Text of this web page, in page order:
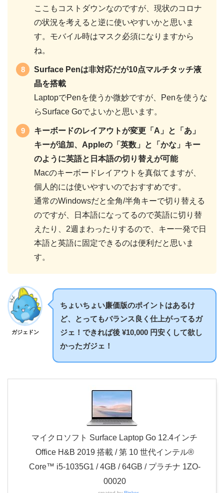
ここもコストダウンなのですが、現状のコロナ
の状況を考えると逆に使いやすいかと思いま
す。モバイル時はマスク必須になりますから
ね。
Surface Penは非対応だが10点マルチタッチ液
晶を搭載
LaptopでPenを使うか微妙ですが、Penを使うな
らSurface Goでよいかと思います。
キーボードのレイアウトが変更「A」と「あ」
キーが追加、Appleの「英数」と「かな」キー
のように英語と日本語の切り替えが可能
Macのキーボードレイアウトを真似てますが、
個人的には使いやすいのでおすすめです。
通常のWindowsだと全角/半角キーで切り替える
のですが、日本語になってるので英語に切り替
えたり、2週まわったりするので、キー一発で日
本語と英語に固定できるのは便利だと思いま
す。
ガジェドン
ちょいちょい廉価版のポイントはあるけ
ど、とってもバランス良く仕上がってるガ
ジェ！できれば後 ¥10,000 円安くして欲し
かったガジェ！
マイクロソフト Surface Laptop Go 12.4インチ
Office H&B 2019 搭載 / 第 10 世代インテル®
Core™ i5-1035G1 / 4GB / 64GB / プラチナ 1ZO-
00020